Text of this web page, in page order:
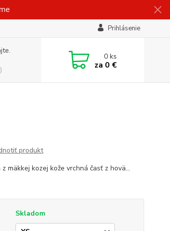
Prihlásenie
0ks
za 0 €
produkt
mäkkej kozej kože vrchná časť z hovä...
Skladom